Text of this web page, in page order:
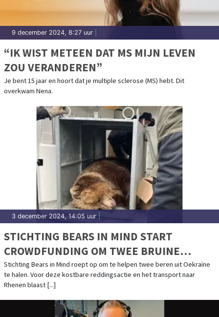
9 december 2024, 8:27 uur
“IK WIST METEEN DAT MS MIJN LEVEN
ZOU VERANDEREN”
Je bent 15 jaar en hoort dat je multiple sclerose (MS) hebt. Dit
overkwam Nena.
3 december 2024, 14:05 uur
STICHTING BEARS IN MIND START
CROWDFUNDING OM TWEE BRUINE
BEREN UIT OORLOGSGEBIED TE
EVACUEREN
Stichting Bears in Mind roept op om te helpen twee beren uit Oekraïne
te halen. Voor deze kostbare reddingsactie en het transport naar
Rhenen blaast [...]